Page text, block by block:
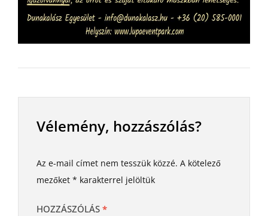
Vélemény, hozzászólás?
Az e-mail címet nem tesszük közzé. A kötelező
mezőket * karakterrel jelöltük
HOZZÁSZÓLÁS *